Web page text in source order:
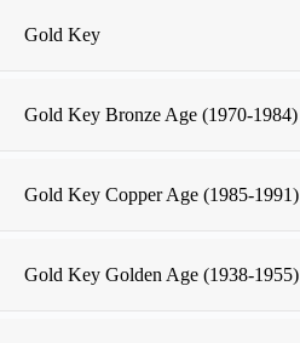
Gold Key
Gold Key Bronze Age (1970-1984)
Gold Key Copper Age (1985-1991)
Gold Key Golden Age (1938-1955)